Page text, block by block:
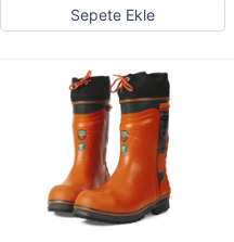
Sepete Ekle